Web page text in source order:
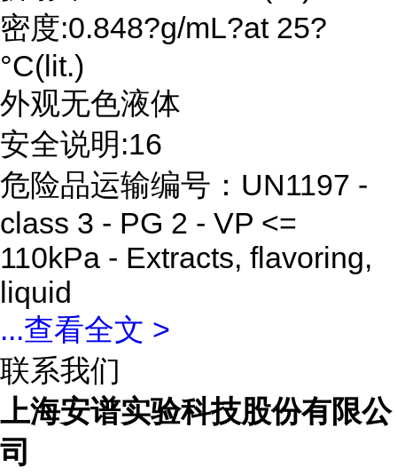
密度:0.848?g/mL?at 25?
°C(lit.)
外观无色液体
安全说明:16
危险品运输编号：UN1197 -
class 3 - PG 2 - VP <=
110kPa - Extracts, flavoring,
liquid
...查看全文 >
联系我们
上海安谱实验科技股份有限公
司